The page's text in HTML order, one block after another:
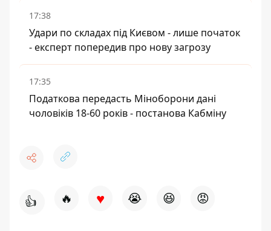
17:38
Удари по складах під Києвом - лише початок
- експерт попередив про нову загрозу
17:35
Податкова передасть Міноборони дані
чоловіків 18-60 років - постанова Кабміну
👍 🔥 ♥ 😭 😆 😡